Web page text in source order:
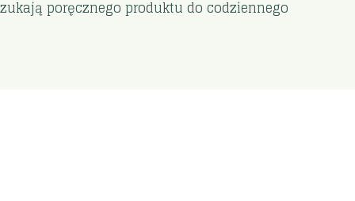
poręcznego produktu do codziennego